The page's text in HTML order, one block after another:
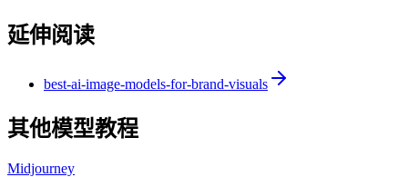
延伸阅读
best-ai-image-models-for-brand-visuals
其他模型教程
Midjourney